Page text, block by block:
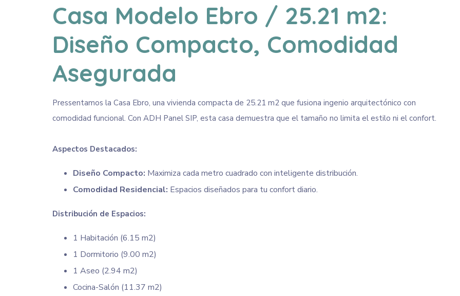
Casa Modelo Ebro / 25.21 m2:
Diseño Compacto, Comodidad
Asegurada
Pressentamos la Casa Ebro, una vivienda compacta de 25.21 m2 que fusiona ingenio arquitectónico con
comodidad funcional. Con ADH Panel SIP, esta casa demuestra que el tamaño no limita el estilo ni el confort.
Aspectos Destacados:
Diseño Compacto: Maximiza cada metro cuadrado con inteligente distribución.
Comodidad Residencial: Espacios diseñados para tu confort diario.
Distribución de Espacios:
1 Habitación (6.15 m2)
1 Dormitorio (9.00 m2)
1 Aseo (2.94 m2)
Cocina-Salón (11.37 m2)